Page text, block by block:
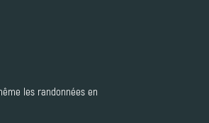
les randonnées en